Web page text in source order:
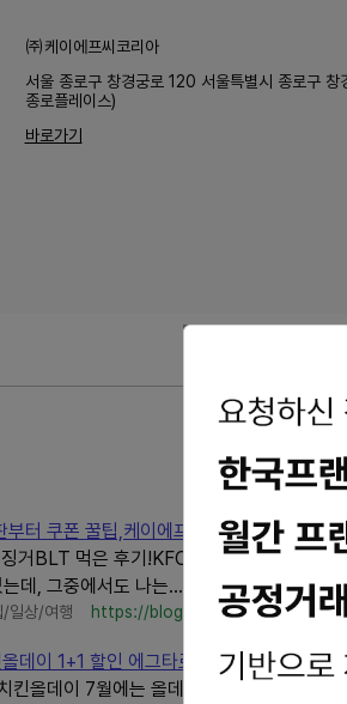
㈜케이에프씨코리아
서울 종로구 창경궁로 120 서울특별시 종로구 창
종로플레이스)
바로가기
터 쿠폰 꿀팁,케이에프씨치킨나이트 까지
거BLT 먹은 후기!KFC메뉴판, 점심 성공!
데, 그중에서도 나는...
/일상/여행 https://blog.naver.com/
데이 1+1 할인 에그타르트 무료 이벤트
킨올데이 7월에는 올데이가 토요일이라 더